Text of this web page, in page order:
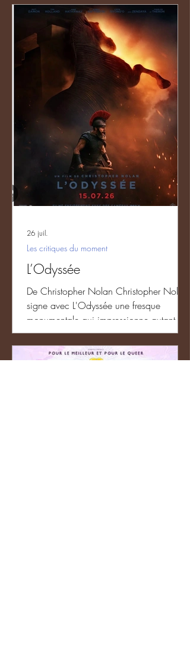
porté par son acteur principal, Simon
Abkarian, très crédible en Charles de
Gaulle à la fois très raide et droit dans
ses bottes mais porté par une morale et
des valeurs qui en ont fait le personnage
historique qu’on connaît. Le plus
passionnant des deux films reste ce jeu
d’échecs politique où l’homme va
connaître de nombr
L’Odyssée
De Christopher Nolan Christopher Nolan
signe avec L'Odyssée une fresque
monumentale qui impressionne autant par
sa démesure que par sa retenue. Loin de
se limiter à une démonstration technique,
le réalisateur transforme le poème
Les critiques du moment
26 juil.